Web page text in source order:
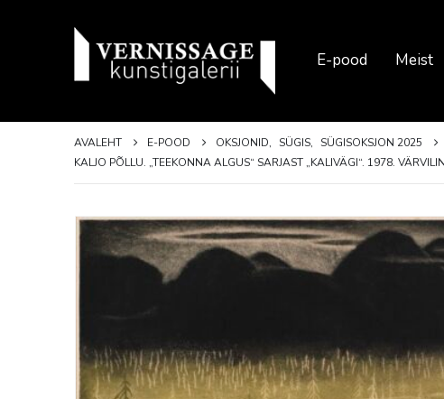
E-pood Meist
AVALEHT E-POOD OKSJONID, SÜGIS, SÜGISOKSJON 2025
KALJO PÕLLU. „TEEKONNA ALGUS“ SARJAST „KALIVÄGI“. 1978.